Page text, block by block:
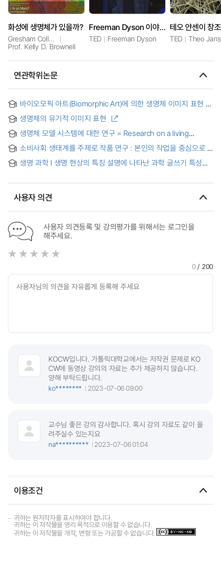
화성에 생명체가 있을까?
Gresham College
Prof. Kelly D. Brownell
Freeman Dyson 이야기 : 태양계 외부에서 생명체를 찾아보자
TED Freeman Dyson TED Theo
연관학위논문
바이오모픽 아트(Biomorphic Art)에 의한 생명체 이미지 표현
생명체의 유기적 이미지 표현
생명체 모델 시스템에 대한 연구 = Research on a living
소비사회 생태계를 주제로 작품 연구 : 본인의 작업을 중심으로 =
society : focusing on the author's works
생명 과학 I 생명 현상의 특징 설명에 나타난 과학 글쓰기 특성
사용자 의견
사용자 의견등록 및 강의평가를 위해서는 로그인을
해주세요.
0/ 200
KOCW입니다. 가톨릭대학교에서는 저작권 문제로 KO
CW에 동영상 강의의 자료는 추가 제공하지 않습니다.
양해 부탁드립니다.
ko********
2023-07-06 09:00
교수님 좋은 강의 감사합니다. 혹시 강의 자료도 같이 올
려주실수 있는지요
na**********
2023-07-06 01:04
이용조건
귀하는 원저작자를 표시하여야 합니다.
귀하는 이 저작물을 영리 목적으로 이용할 수 없습니다.
귀하는 이 저작물을 개작, 변형 또는 가공할 수 없습니다.